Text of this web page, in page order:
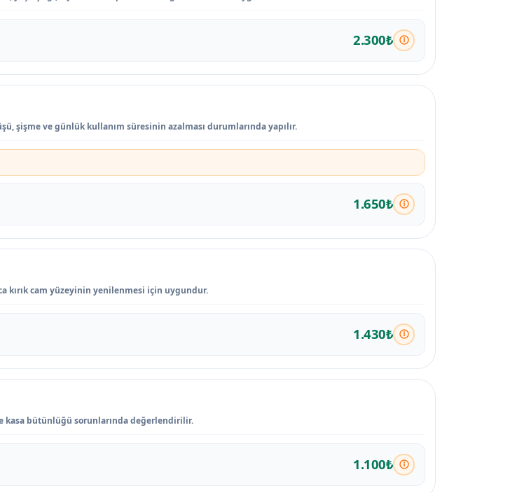
2.300₺
şişme ve günlük kullanım süresinin azalması durumlarında yapılır.
1.650₺
kırık cam yüzeyinin yenilenmesi için uygundur.
1.430₺
kasa bütünlüğü sorunlarında değerlendirilir.
1.100₺